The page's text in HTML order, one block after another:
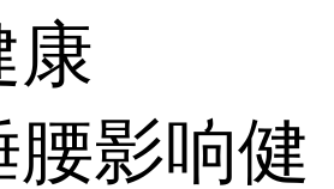
康
影响健